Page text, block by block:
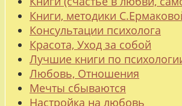
Книги, методики
Консультации психолога
Красота, Уход за собой
Лучшие книги по
Любовь, Отношения
Мечты сбываются
Настройка на любовь